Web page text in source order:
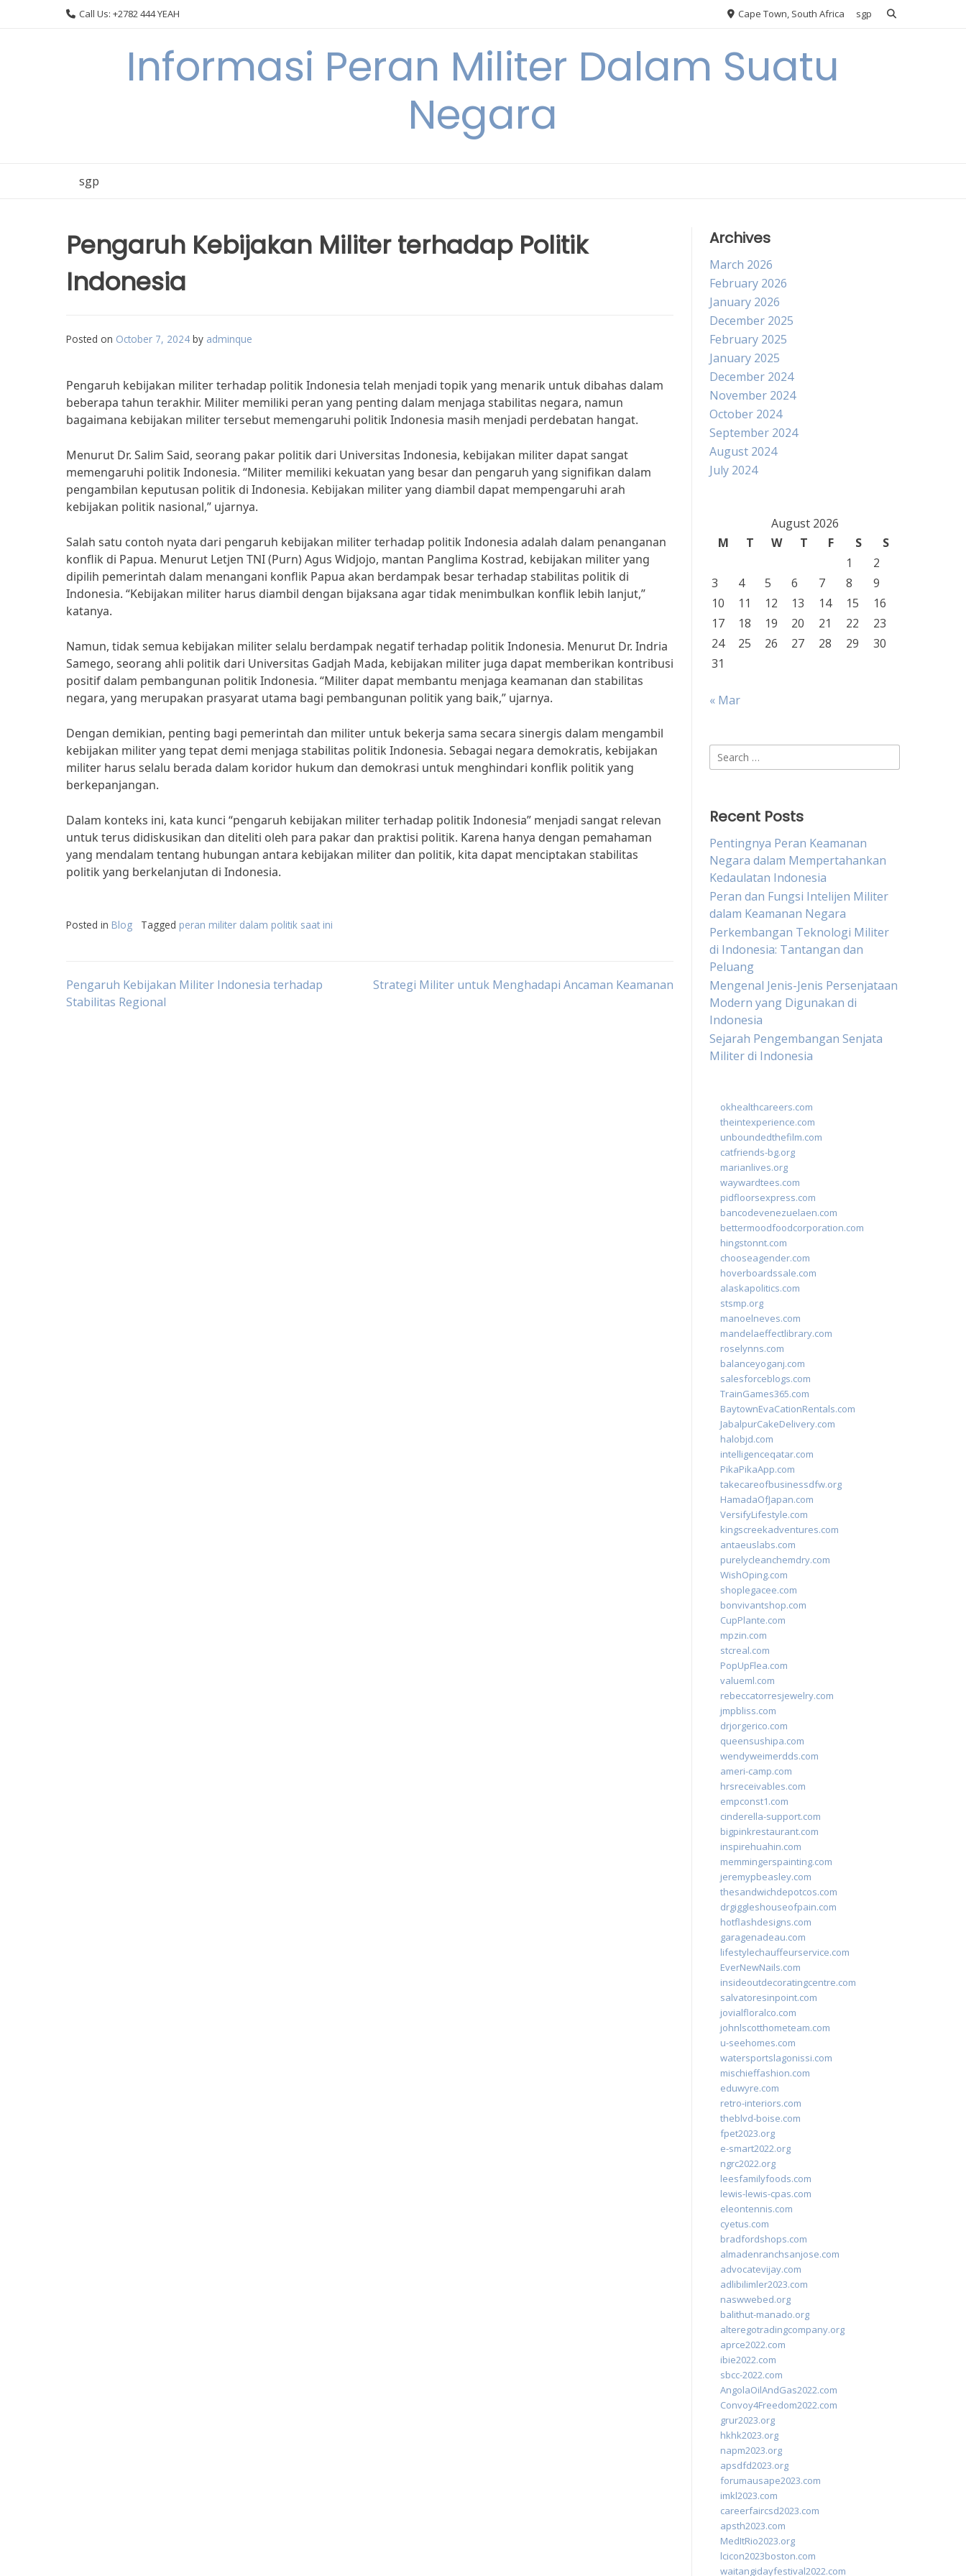
Call Us: +2782 444 YEAH Cape Town, South Africa sgp
Informasi Peran Militer Dalam Suatu
Negara
sgp
Pengaruh Kebijakan Militer terhadap Politik
Indonesia
Posted on October 7, 2024 by adminque
Pengaruh kebijakan militer terhadap politik Indonesia telah menjadi topik yang menarik untuk dibahas dalam
beberapa tahun terakhir. Militer memiliki peran yang penting dalam menjaga stabilitas negara, namun
bagaimana kebijakan militer tersebut memengaruhi politik Indonesia masih menjadi perdebatan hangat.
Menurut Dr. Salim Said, seorang pakar politik dari Universitas Indonesia, kebijakan militer dapat sangat
memengaruhi politik Indonesia. “Militer memiliki kekuatan yang besar dan pengaruh yang signifikan dalam
pengambilan keputusan politik di Indonesia. Kebijakan militer yang diambil dapat mempengaruhi arah
kebijakan politik nasional,” ujarnya.
Salah satu contoh nyata dari pengaruh kebijakan militer terhadap politik Indonesia adalah dalam penanganan
konflik di Papua. Menurut Letjen TNI (Purn) Agus Widjojo, mantan Panglima Kostrad, kebijakan militer yang
dipilih pemerintah dalam menangani konflik Papua akan berdampak besar terhadap stabilitas politik di
Indonesia. “Kebijakan militer harus diambil dengan bijaksana agar tidak menimbulkan konflik lebih lanjut,”
katanya.
Namun, tidak semua kebijakan militer selalu berdampak negatif terhadap politik Indonesia. Menurut Dr. Indria
Samego, seorang ahli politik dari Universitas Gadjah Mada, kebijakan militer juga dapat memberikan kontribusi
positif dalam pembangunan politik Indonesia. “Militer dapat membantu menjaga keamanan dan stabilitas
negara, yang merupakan prasyarat utama bagi pembangunan politik yang baik,” ujarnya.
Dengan demikian, penting bagi pemerintah dan militer untuk bekerja sama secara sinergis dalam mengambil
kebijakan militer yang tepat demi menjaga stabilitas politik Indonesia. Sebagai negara demokratis, kebijakan
militer harus selalu berada dalam koridor hukum dan demokrasi untuk menghindari konflik politik yang
berkepanjangan.
Dalam konteks ini, kata kunci “pengaruh kebijakan militer terhadap politik Indonesia” menjadi sangat relevan
untuk terus didiskusikan dan diteliti oleh para pakar dan praktisi politik. Karena hanya dengan pemahaman
yang mendalam tentang hubungan antara kebijakan militer dan politik, kita dapat menciptakan stabilitas
politik yang berkelanjutan di Indonesia.
Posted in Blog Tagged peran militer dalam politik saat ini
Post
Pengaruh Kebijakan Militer Indonesia terhadap
Stabilitas Regional
Strategi Militer untuk Menghadapi Ancaman Keamanan
Archives
March 2026
February 2026
January 2026
December 2025
February 2025
January 2025
December 2024
November 2024
October 2024
September 2024
August 2024
July 2024
August 2026
M
T W T F S
S
1
2
3
4 5 6 7 8
9
10
11 12 13 14 15
16
17
18 19 20 21 22
23
24
25 26 27 28 29
30
31
« Mar
Search
for:
Recent Posts
Pentingnya Peran Keamanan
Negara dalam Mempertahankan
Kedaulatan Indonesia
Peran dan Fungsi Intelijen Militer
dalam Keamanan Negara
Perkembangan Teknologi Militer
di Indonesia: Tantangan dan
Peluang
Mengenal Jenis-Jenis Persenjataan
Modern yang Digunakan di
Indonesia
Sejarah Pengembangan Senjata
Militer di Indonesia
okhealthcareers.com
theintexperience.com
unboundedthefilm.com
catfriends-bg.org
marianlives.org
waywardtees.com
pidfloorsexpress.com
bancodevenezuelaen.com
bettermoodfoodcorporation.com
hingstonnt.com
chooseagender.com
hoverboardssale.com
alaskapolitics.com
stsmp.org
manoelneves.com
mandelaeffectlibrary.com
roselynns.com
balanceyoganj.com
salesforceblogs.com
TrainGames365.com
BaytownEvaCationRentals.com
JabalpurCakeDelivery.com
halobjd.com
intelligenceqatar.com
PikaPikaApp.com
takecareofbusinessdfw.org
HamadaOfJapan.com
VersifyLifestyle.com
kingscreekadventures.com
antaeuslabs.com
purelycleanchemdry.com
WishOping.com
shoplegacee.com
bonvivantshop.com
CupPlante.com
mpzin.com
stcreal.com
PopUpFlea.com
valueml.com
rebeccatorresjewelry.com
jmpbliss.com
drjorgerico.com
queensushipa.com
wendyweimerdds.com
ameri-camp.com
hrsreceivables.com
empconst1.com
cinderella-support.com
bigpinkrestaurant.com
inspirehuahin.com
memmingerspainting.com
jeremypbeasley.com
thesandwichdepotcos.com
drgiggleshouseofpain.com
hotflashdesigns.com
garagenadeau.com
lifestylechauffeurservice.com
EverNewNails.com
insideoutdecoratingcentre.com
salvatoresinpoint.com
jovialfloralco.com
johnlscotthometeam.com
u-seehomes.com
watersportslagonissi.com
mischieffashion.com
eduwyre.com
retro-interiors.com
theblvd-boise.com
fpet2023.org
e-smart2022.org
ngrc2022.org
leesfamilyfoods.com
lewis-lewis-cpas.com
eleontennis.com
cyetus.com
bradfordshops.com
almadenranchsanjose.com
advocatevijay.com
adlibilimler2023.com
naswwebed.org
balithut-manado.org
alteregotradingcompany.org
aprce2022.com
ibie2022.com
sbcc-2022.com
AngolaOilAndGas2022.com
Convoy4Freedom2022.com
grur2023.org
hkhk2023.org
napm2023.org
apsdfd2023.org
forumausape2023.com
imkl2023.com
careerfaircsd2023.com
apsth2023.com
MedItRio2023.org
lcicon2023boston.com
waitangidayfestival2022.com